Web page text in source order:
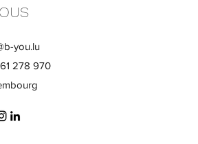
you.lu
278 970